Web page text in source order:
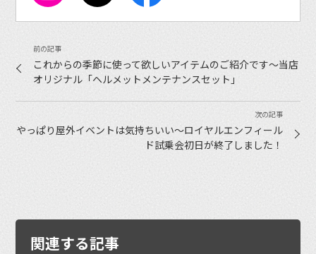
これからの季節に使って欲しいアイテムのご紹介です〜当店
オリジナル「ヘルメットメンテナンスセット」
やっぱり屋外イベントは気持ちいい〜ロイヤルエンフィール
ド試乗会初日が終了しました！
関連する記事